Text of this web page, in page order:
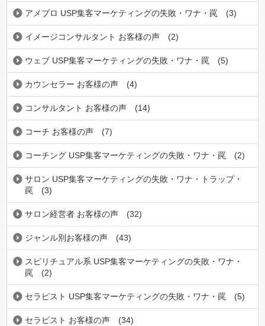
アメブロ USP集客マーケティングの失敗・ワナ・罠 (3)
イメージコンサルタント お客様の声 (2)
ウェブ USP集客マーケティングの失敗・ワナ・罠 (5)
カウンセラー お客様の声 (4)
コンサルタント お客様の声 (14)
コーチ お客様の声 (7)
コーチング USP集客マーケティングの失敗・ワナ・罠 (2)
サロン USP集客マーケティングの失敗・ワナ・トラップ・
罠
(3)
サロン経営者 お客様の声 (32)
ジャンル別お客様の声 (43)
スピリチュアル系 USP集客マーケティングの失敗・ワナ・
罠
(2)
セラピスト USP集客マーケティングの失敗・ワナ・罠 (5)
セラピスト お客様の声 (34)